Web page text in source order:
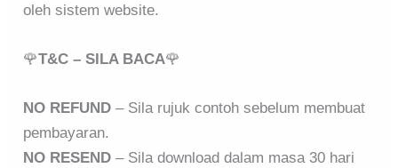
oleh sistem website.
🌹T&C – SILA BACA🌹
NO REFUND – Sila rujuk contoh sebelum membuat
pembayaran.
NO RESEND – Sila download dalam masa 30 hari